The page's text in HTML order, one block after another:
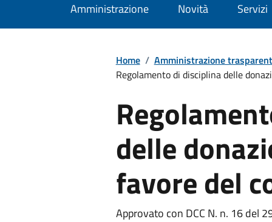
Amministrazione Novità Servizi
Home / Amministrazione
Regolamento di disciplina delle
delle
favore del
Approvato con DCC N. n. 16 del